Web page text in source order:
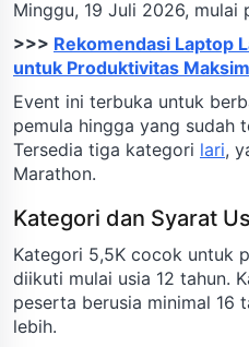
Minggu, 19 Juli 2026, mulai
>>> Rekomendasi Laptop
untuk Produktivitas
Event ini terbuka untuk
pemula hingga yang sudah
Tersedia tiga kategori lari,
Marathon.
Kategori dan Syarat
Kategori 5,5K cocok untuk
diikuti mulai usia 12 tahun.
peserta berusia minimal 16
lebih.